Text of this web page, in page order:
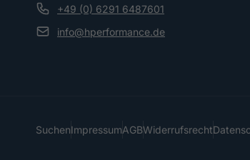
+49 (0) 6291 6487601
info@hperformance.de
SuchenImpressumAGBWiderrufsrecht